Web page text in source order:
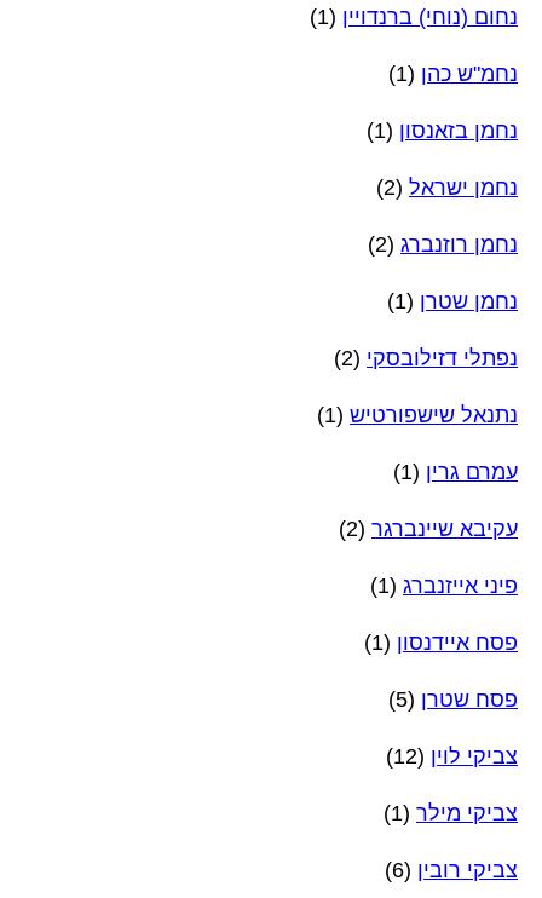
נחום (נוחי) ברנדויין (1)
נחמ"ש כהן (1)
נחמן בזאנסון (1)
נחמן ישראל (2)
נחמן רוזנברג (2)
נחמן שטרן (1)
נפתלי דזילובסקי (2)
נתנאל שישפורטיש (1)
עמרם גרין (1)
עקיבא שיינברגר (2)
פיני אייזנברג (1)
פסח איידנסון (1)
פסח שטרן (5)
צביקי לוין (12)
צביקי מילר (1)
צביקי רובין (6)